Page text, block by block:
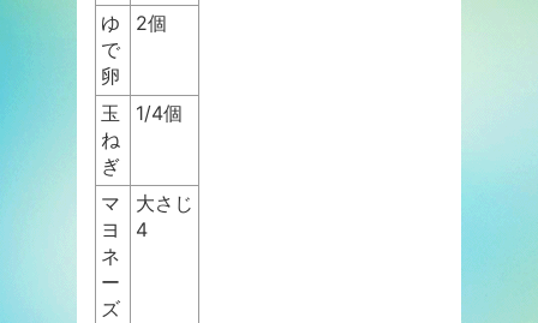
ゆ
で
卵
2個
玉
ね
ぎ
1/4個
マ
ヨ
ネ
ー
ズ
大さじ
4